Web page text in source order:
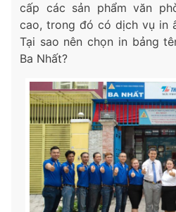
cấp các sản phẩm văn
cao, trong đó có dịch vụ in
Tại sao nên chọn in bảng
Ba Nhất?